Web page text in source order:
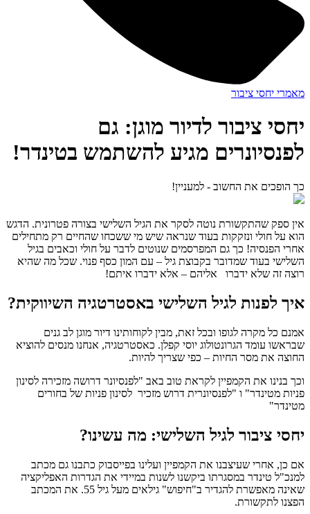
מאמרי יחסי ציבור
יחסי ציבור לדיור מוגן: גם
לפנסיונרים מגיע להשתמש בטינדר!
כך הופכים את החשוב - למעניין!
אין ספק שהתקשורת נוטה לסקר את הגיל השלישי בצורה פטרונית. הדגש
הוא על חולי ונזקקות בעוד שנראה שיש מי ששכחו שהחיים רק מתחילים
אחרי הפנסיה! כך גם המפרסמים שנוטים לדבר על חולי וכאבים בגיל
השלישי בעוד שמדובר בקבוצת גיל – עם המון כסף פנוי. שכל מה שהיא
רוצה זה שלא ידברו אליהם – אלא ידברו איתם!
איך לפנות לגיל השלישי באסטרטגיה השיווקית?
אמנם כל מקרה לגופו ובכל זאת, מבין לקוחותינו דיור מוגן לב גנים
שבראשו עומד הגרונטולוג יוסי קפלן. כאסטרטגיה, אנחנו מנסים להוציא
החוצה את מסר החיות – כפי שצריך להיות.
וכך בנינו את הקמפיין לקראת טוב באב "לפנסיונר דרושה מזכירה לסינון
פניות מטינדר" ו "לפנסיונרית דרוש מזכיר לסינון פניות של בחורים
מטינדר"
יחסי ציבור לגיל השלישי: מה עשינו?
אם כן, אחרי שעיצבנו את הקמפיין ועלינו בפייסבוק כתבנו גם מכתב
למנכ"ל טינדר במסגרתו ביקשנו לשנות במיידי את הגדרות האפליקציה
שאינה מאפשרת להגדיר ב"חיפוש" גילאים מעל גיל 55. את המכתב
הפצנו לתקשורת.